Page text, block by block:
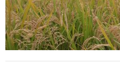
ぶーちゃんばあばの畑（HP）